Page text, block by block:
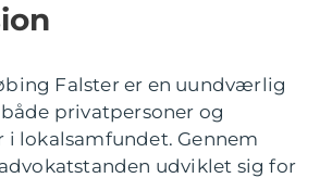
Falster er en uundværlig
privatpersoner og
i lokalsamfundet. Gennem
udviklet sig for